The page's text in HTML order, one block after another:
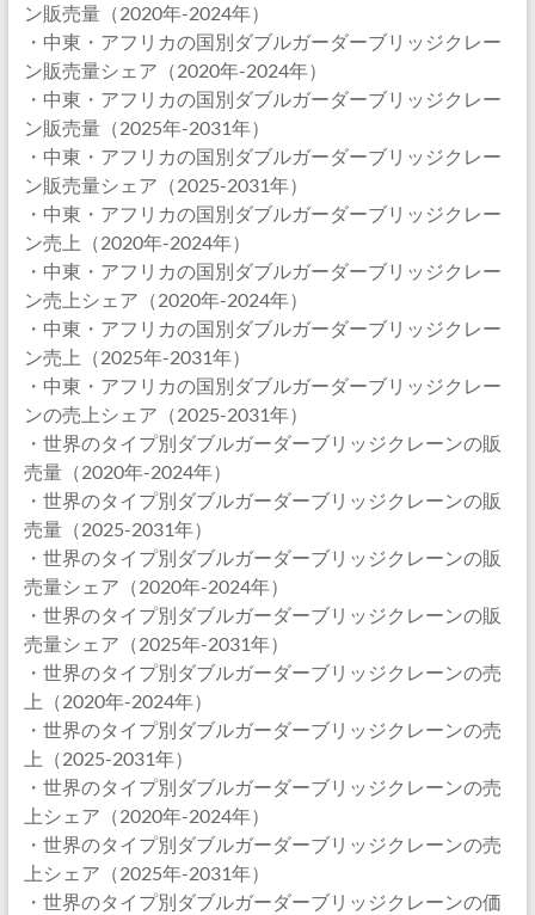
ン販売量（2020年-2024年）
・中東・アフリカの国別ダブルガーダーブリッジクレー
ン販売量シェア（2020年-2024年）
・中東・アフリカの国別ダブルガーダーブリッジクレー
ン販売量（2025年-2031年）
・中東・アフリカの国別ダブルガーダーブリッジクレー
ン販売量シェア（2025-2031年）
・中東・アフリカの国別ダブルガーダーブリッジクレー
ン売上（2020年-2024年）
・中東・アフリカの国別ダブルガーダーブリッジクレー
ン売上シェア（2020年-2024年）
・中東・アフリカの国別ダブルガーダーブリッジクレー
ン売上（2025年-2031年）
・中東・アフリカの国別ダブルガーダーブリッジクレー
ンの売上シェア（2025-2031年）
・世界のタイプ別ダブルガーダーブリッジクレーンの販
売量（2020年-2024年）
・世界のタイプ別ダブルガーダーブリッジクレーンの販
売量（2025-2031年）
・世界のタイプ別ダブルガーダーブリッジクレーンの販
売量シェア（2020年-2024年）
・世界のタイプ別ダブルガーダーブリッジクレーンの販
売量シェア（2025年-2031年）
・世界のタイプ別ダブルガーダーブリッジクレーンの売
上（2020年-2024年）
・世界のタイプ別ダブルガーダーブリッジクレーンの売
上（2025-2031年）
・世界のタイプ別ダブルガーダーブリッジクレーンの売
上シェア（2020年-2024年）
・世界のタイプ別ダブルガーダーブリッジクレーンの売
上シェア（2025年-2031年）
・世界のタイプ別ダブルガーダーブリッジクレーンの価